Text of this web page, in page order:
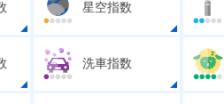
星空指数
洗車指数